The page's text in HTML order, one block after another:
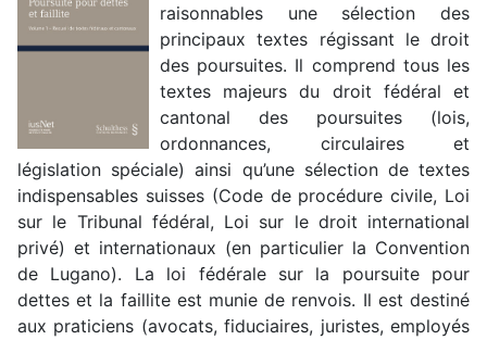
raisonnables une sélection des
principaux textes régissant le droit
des poursuites. Il comprend tous les
textes majeurs du droit fédéral et
cantonal des poursuites (lois,
ordonnances, circulaires et
législation spéciale) ainsi qu’une sélection de textes
indispensables suisses (Code de procédure civile, Loi
sur le Tribunal fédéral, Loi sur le droit international
privé) et internationaux (en particulier la Convention
de Lugano). La loi fédérale sur la poursuite pour
dettes et la faillite est munie de renvois. Il est destiné
aux praticiens (avocats, fiduciaires, juristes, employés